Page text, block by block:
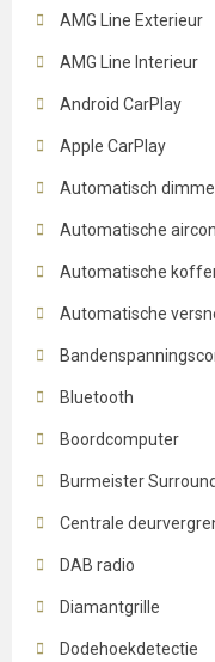
AMG Line Exterieur
AMG Line Interieur
Android CarPlay
Apple CarPlay
Automatisch
Automatische
Automatische
Automatische
Bluetooth
Boordcomputer
Burmeister
Centrale
DAB radio
Diamantgrille
Dodehoekdetectie